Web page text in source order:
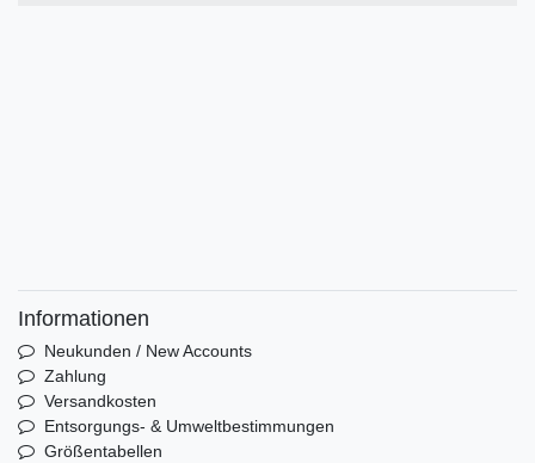
Informationen
Neukunden / New Accounts
Zahlung
Versandkosten
Entsorgungs- & Umweltbestimmungen
Größentabellen